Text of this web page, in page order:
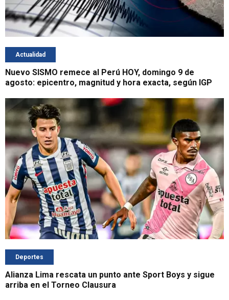
Actualidad
Nuevo SISMO remece al Perú HOY, domingo 9 de
agosto: epicentro, magnitud y hora exacta, según IGP
Deportes
Alianza Lima rescata un punto ante Sport Boys y sigue
arriba en el Torneo Clausura